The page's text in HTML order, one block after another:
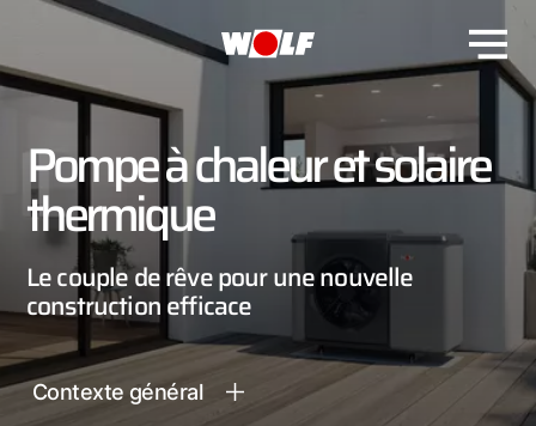
Pompe à chaleur et solaire
thermique
Le couple de rêve pour une nouvelle
construction efficace
Contexte général